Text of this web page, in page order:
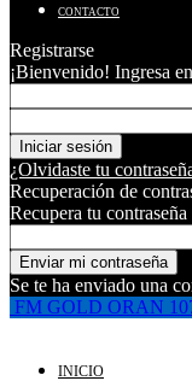
CONTACTO
Registrarse
¡Bienvenido! Ingresa
¿Olvidaste tu
Recuperación de
Recupera tu contraseña
Se te ha enviado una
FM GOLD ORAN
INICIO